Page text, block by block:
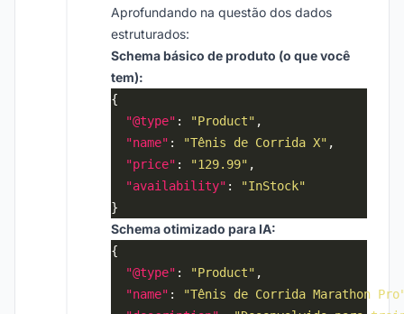
Aprofundando na questão dos dados
estruturados:
Schema básico de produto (o que você
tem):
"@type" : "Product"
"name" : "Tênis de Corrida X"
"price" : "129.99"
"availability" :
"InStock"
Schema otimizado para IA:
"@type" : "Product"
"name" :
"Tênis de Corrida Marathon